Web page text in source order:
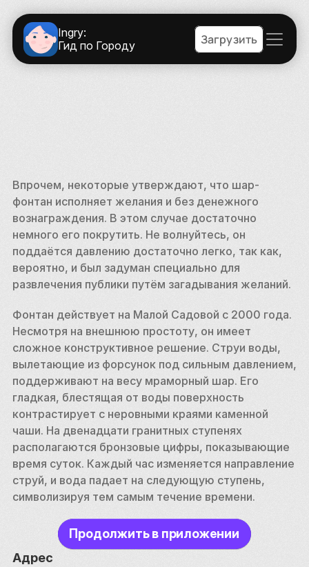
Ingry:
Гид по Городу
Загрузить
Впрочем, некоторые утверждают, что шар-
фонтан исполняет желания и без денежного
вознаграждения. В этом случае достаточно
немного его покрутить. Не волнуйтесь, он
поддаётся давлению достаточно легко, так как,
вероятно, и был задуман специально для
развлечения публики путём загадывания желаний.
Фонтан действует на Малой Садовой с 2000 года.
Несмотря на внешнюю простоту, он имеет
сложное конструктивное решение. Струи воды,
вылетающие из форсунок под сильным давлением,
поддерживают на весу мраморный шар. Его
гладкая, блестящая от воды поверхность
контрастирует с неровными краями каменной
чаши. На двенадцати гранитных ступенях
располагаются бронзовые цифры, показывающие
время суток. Каждый час изменяется направление
струй, и вода падает на следующую ступень,
символизируя тем самым течение времени.
Продолжить в приложении
Адрес